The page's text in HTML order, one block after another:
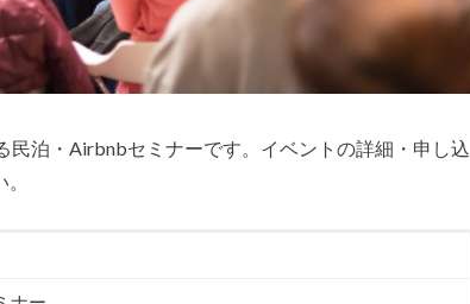
泊・Airbnbセミナーです。イベントの詳細・申し込